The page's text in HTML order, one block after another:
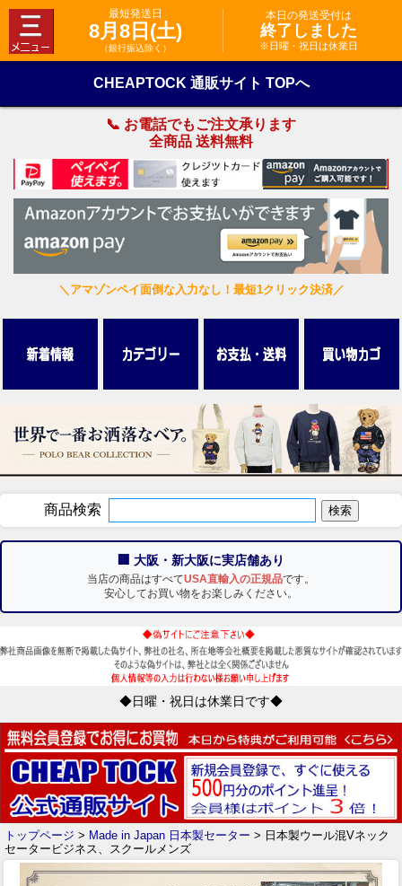
最短発送日
8月8日(土)
（銀行振込除く）
本日の発送受付は
終了しました
※日曜・祝日は休業日
CHEAPTOCK 通販サイト TOPへ
📞 お電話でもご注文承ります
全商品 送料無料
＼アマゾンペイ面倒な入力なし！最短1クリック決済／
商品検索
🏢 大阪・新大阪に実店舗あり
当店の商品はすべてUSA直輸入の正規品です。
安心してお買い物をお楽しみください。
◆日曜・祝日は休業日です◆
トップページ > Made in Japan 日本製セーター > 日本製ウール混Vネック
セータービジネス、スクールメンズ